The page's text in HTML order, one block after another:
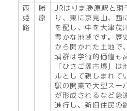
西
姫
路
勝
原
JRはりま勝原駅と網
り、東に京見山、西
を配し、中を大津茂
豊かな地域です。歴
から開かれた土地で
墳群は学術的価値も
「ひさご塚古墳」は
ルとして親しまれて
駅の開業で大型スー
が形成されるなど急
進行し、新旧住民の